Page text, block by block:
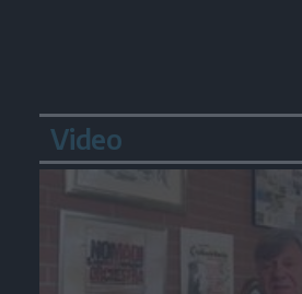
Video